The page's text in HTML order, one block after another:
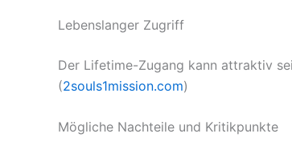
Lebenslanger Zugriff
Der Lifetime-Zugang kann attraktiv
(2souls1mission.com)
Mögliche Nachteile und Kritikpunkte